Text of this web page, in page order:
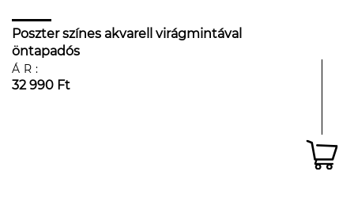
Poszter színes akvarell virágmintával
öntapadós
ÁR:
32 990 Ft